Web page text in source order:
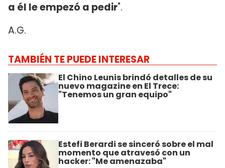
a él le empezó a pedir".
A.G.
TAMBIÉN TE PUEDE INTERESAR
El Chino Leunis brindó detalles de su
nuevo magazine en El Trece:
"Tenemos un gran equipo"
Estefi Berardi se sinceró sobre el mal
momento que atravesó con un
hacker: "Me amenazaba"